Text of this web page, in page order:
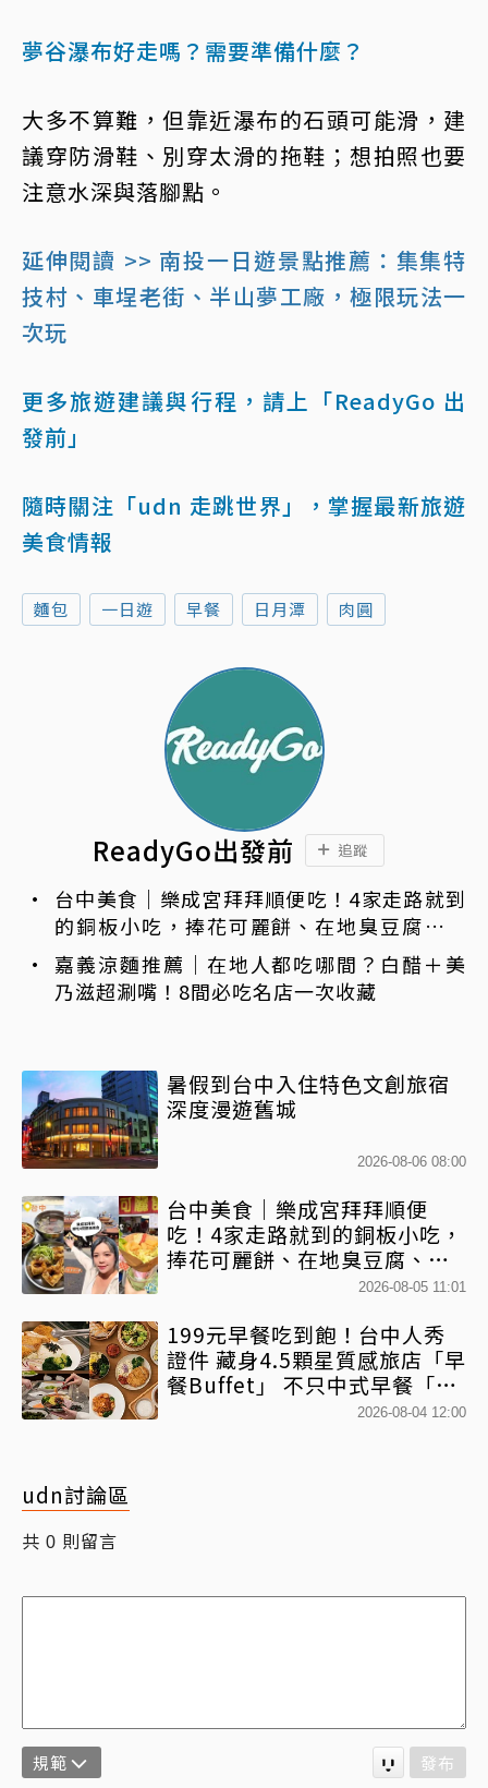
夢谷瀑布好走嗎？需要準備什麼？
大多不算難，但靠近瀑布的石頭可能滑，建
議穿防滑鞋、別穿太滑的拖鞋；想拍照也要
注意水深與落腳點。
延伸閱讀 >> 南投一日遊景點推薦：集集特
技村、車埕老街、半山夢工廠，極限玩法一
次玩
更多旅遊建議與行程，請上「ReadyGo 出
發前」
隨時關注「udn 走跳世界」，掌握最新旅遊
美食情報
麵包 一日遊 早餐 日月潭 肉圓
ReadyGo出發前 追蹤
台中美食｜樂成宮拜拜順便吃！4家走路就到
的銅板小吃，捧花可麗餅、在地臭豆腐、烤
甜甜圈一次收
嘉義涼麵推薦｜在地人都吃哪間？白醋＋美
乃滋超涮嘴！8間必吃名店一次收藏
暑假到台中入住特色文創旅宿
深度漫遊舊城
2026-08-06 08:00
台中美食｜樂成宮拜拜順便
吃！4家走路就到的銅板小吃，
捧花可麗餅、在地臭豆腐、烤
2026-08-05 11:01
199元早餐吃到飽！台中人秀
證件 藏身4.5顆星質感旅店「早
餐Buffet」 不只中式早餐「酥
炸豬排、韓式拌飯」全吃得到
2026-08-04 12:00
udn討論區
共 0 則留言
規範 發布